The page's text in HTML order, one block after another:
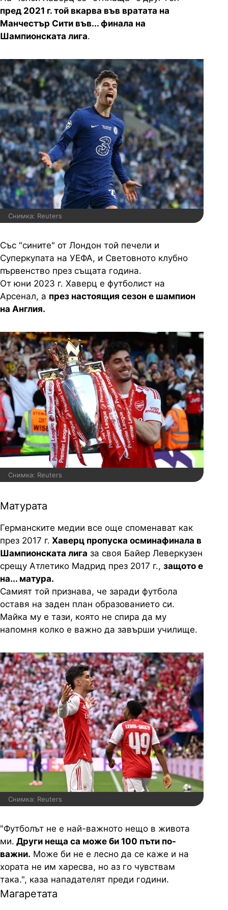
пред 2021 г. той вкарва във вратата на
Манчестър Сити във... финала на
Шампионската лига.
Снимка: Reuters
Със "сините" от Лондон той печели и
Суперкупата на УЕФА, и Световното клубно
първенство през същата година.
От юни 2023 г. Хаверц е футболист на
Арсенал, а през настоящия сезон е шампион
на Англия.
Снимка: Reuters
Матурата
Германските медии все още споменават как
през 2017 г. Хаверц пропуска осминафинала в
Шампионската лига за своя Байер Леверкузен
срещу Атлетико Мадрид през 2017 г., защото е
на... матура.
Самият той признава, че заради футбола
оставя на заден план образованието си.
Майка му е тази, която не спира да му
напомня колко е важно да завърши училище.
Снимка: Reuters
"Футболът не е най-важното нещо в живота
ми. Други неща са може би 100 пъти по-
важни. Може би не е лесно да се каже и на
хората не им харесва, но аз го чувствам
така.", каза нападателят преди години.
Магаретата